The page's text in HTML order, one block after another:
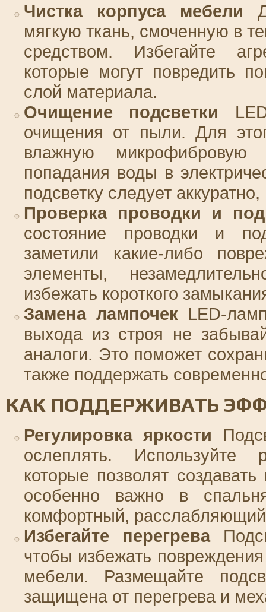
Чистка корпуса мебели
мягкую ткань, смоченную в
средством. Избегайте
которые могут повредить
слой материала.
Очищение подсветки
очищения от пыли. Для
влажную
попадания воды в
подсветку следует
Проверка проводки и
состояние проводки и
заметили какие-либо
элементы,
избежать короткого
Замена лампочекLED-
выхода из строя не
аналоги. Это поможет
также поддержать
КАК ПОДДЕРЖИВАТЬ
Регулировка яркости
ослеплять. Используйте
которые позволят
особенно важно в
комфортный, расслабляющий
Избегайте перегрева
чтобы избежать
мебели. Размещайте
защищена от перегрева и